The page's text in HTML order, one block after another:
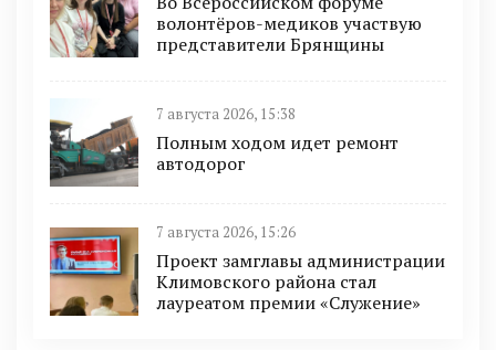
волонтёров-медиков участвую
представители Брянщины
7 августа 2026, 15:38
Полным ходом идет ремонт
автодорог
7 августа 2026, 15:26
Проект замглавы администрации
Климовского района стал
лауреатом премии «Служение»